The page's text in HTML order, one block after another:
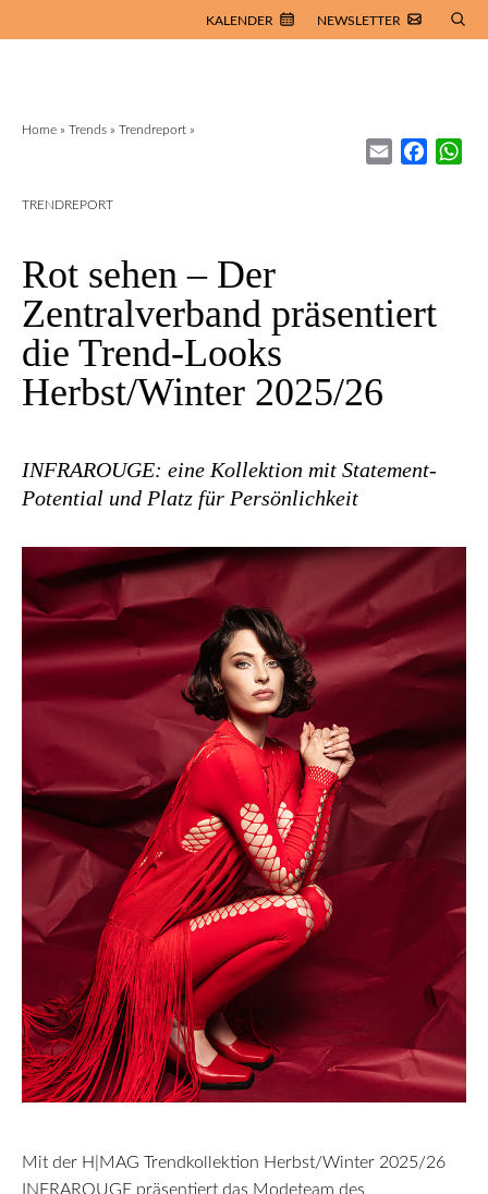
KALENDER NEWSLETTER
Home » Trends » Trendreport »
Email
TRENDREPORT
Rot sehen – Der
Zentralverband präsentiert
die Trend-Looks
Herbst/Winter 2025/26
INFRAROUGE: eine Kollektion mit Statement-
Potential und Platz für Persönlichkeit
Mit der H|MAG Trendkollektion Herbst/Winter 2025/26
INFRAROUGE präsentiert das Modeteam des